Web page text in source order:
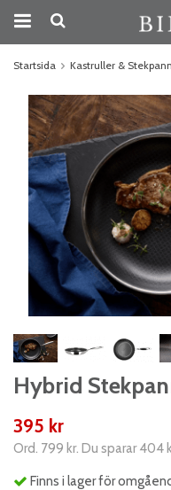
Startsida Kastruller &
Hybrid
395 kr
Ord. 799 kr. Du sparar404
Finns i lager för